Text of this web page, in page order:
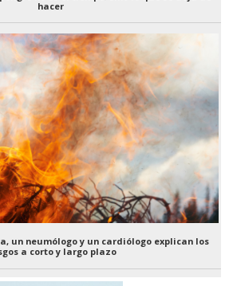
hacer
un neumólogo y un cardiólogo explican los
a corto y largo plazo